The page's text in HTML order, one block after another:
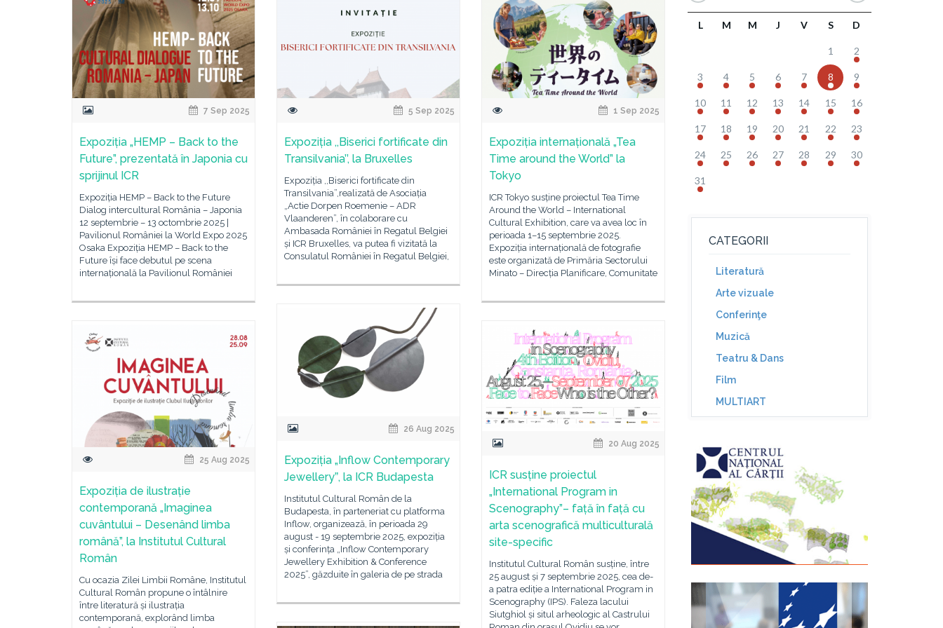
7 Sep 2025
Expoziția „HEMP – Back to the
Future”, prezentată în Japonia cu
sprijinul ICR
Expoziția HEMP – Back to the Future
Dialog intercultural România – Japonia
12 septembrie – 13 octombrie 2025 |
Pavilionul României la World Expo 2025
Osaka Expoziția HEMP – Back to the
Future își face debutul pe scena
internațională la Pavilionul României
5 Sep 2025
Expoziția ,,Biserici fortificate din
Transilvania’’, la Bruxelles
Expoziția ,,Biserici fortificate din
Transilvania”,realizată de Asociația
„Actie Dorpen Roemenie – ADR
Vlaanderen”, în colaborare cu
Ambasada României în Regatul Belgiei
și ICR Bruxelles, va putea fi vizitată la
Consulatul României în Regatul Belgiei,
1 Sep 2025
Expoziția internațională „Tea
Time around the World” la
Tokyo
ICR Tokyo susține proiectul Tea Time
Around the World – International
Cultural Exhibition, care va avea loc în
perioada 1–15 septembrie 2025.
Expoziția internațională de fotografie
este organizată de Primăria Sectorului
Minato – Direcția Planificare, Comunitate
26 Aug 2025
Expoziția „Inflow Contemporary
Jewelleryˮ, la ICR Budapesta
Institutul Cultural Român de la
Budapesta, în parteneriat cu platforma
Inflow, organizează, în perioada 29
august - 19 septembrie 2025, expoziția
și conferința „Inflow Contemporary
Jewellery Exhibition & Conference
2025”, găzduite în galeria de pe strada
25 Aug 2025
Expoziția de ilustrație
contemporană „Imaginea
cuvântului – Desenând limba
română”, la Institutul Cultural
Român
Cu ocazia Zilei Limbii Române, Institutul
Cultural Român propune o întâlnire
între literatură și ilustrația
contemporană, explorând limba
20 Aug 2025
ICR susține proiectul
„International Program in
Scenography”– față în față cu
arta scenografică multiculturală
site-specific
Institutul Cultural Român susține, între
25 august și 7 septembrie 2025, cea de-
a patra ediție a International Program in
Scenography (IPS). Faleza lacului
Siutghiol și situl arheologic al Castrului
L M M J V S D
1 2
3 4 5 6 7 8 9
10 11 12 13 14 15 16
17 18 19 20 21 22 23
24 25 26 27 28 29 30
31
CATEGORII
Literatură
Arte vizuale
Conferinţe
Muzică
Teatru & Dans
Film
MULTIART